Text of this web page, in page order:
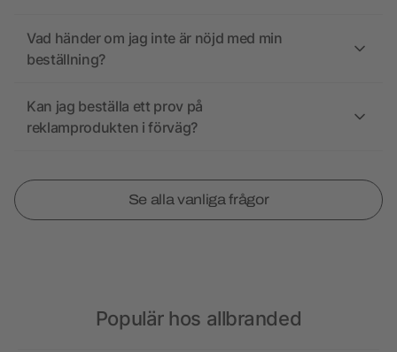
Vad händer om jag inte är nöjd med min
beställning?
Kan jag beställa ett prov på
reklamprodukten i förväg?
Se alla vanliga frågor
Populär hos allbranded